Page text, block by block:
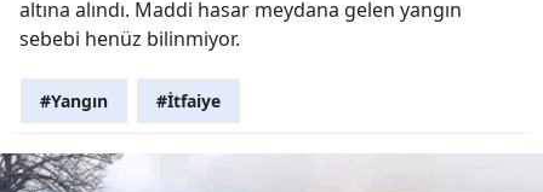
altına alındı. Maddi hasar meydana gelen yangın
sebebi henüz bilinmiyor.
#Yangın #İtfaiye